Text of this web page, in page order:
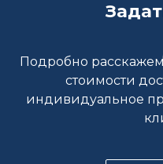
Подробно
стоимости
индивидуальное